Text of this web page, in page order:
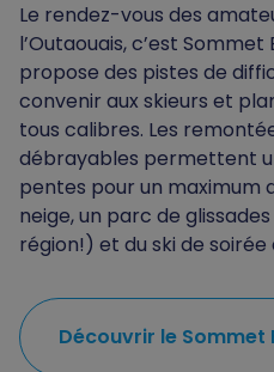
Le rendez-vous des
l’Outaouais, c’est
propose des pistes de
convenir aux skieurs et
tous calibres. Les
débrayables permettent
pentes pour un maximum
neige, un parc de
région!) et du ski de
Découvrir le Sommet